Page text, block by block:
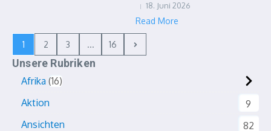
18. Juni 2026
Read More
1 2 3 ... 16
Unsere Rubriken
Afrika 16
Aktion
9
Ansichten
82